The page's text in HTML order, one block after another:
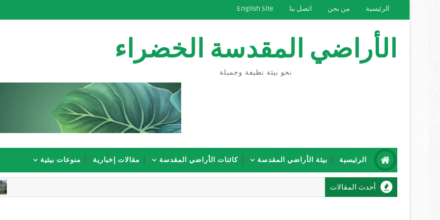
الرئيسية من نحن اتصل بنا English Site
الأراضي المقدسة الخضراء
نحو بيئة نظيفة وجميلة
الرئيسية بيئة الأراضي المقدسة كائنات الأراضي المقدسة مقالات إخبارية منوعات بيئية
أحدث المقالات